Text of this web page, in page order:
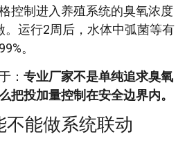
控制进入养殖系统的臭氧浓度
。运行2周后，水体中弧菌等有
。
： 专业厂家不是单纯追求臭氧
把投加量控制在安全边界内。
不能做系统联动